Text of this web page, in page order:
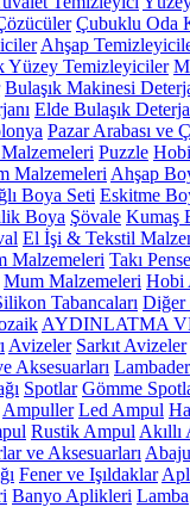
Çubuklu Oda
Ahşap
Yüzey Temizleyiciler
Bulaşık Makinesi
Elde Bulaşık
Pazar Arabası ve
Puzzle
Malzemeleri Ahşap
Boya Seti Eskitme
Boya Şövale Kumaş
El İşi & Tekstil
Malzemeleri Takı
Mum Malzemeleri Hobi
Tabancaları Diğer
AYDINLATMA
Avizeler Sarkıt Avizeler
Aksesuarları Lambader
Spotlar Gömme
Ampuller Led Ampul
Rustik Ampul Akıllı
ve Aksesuarları
Fener ve Işıldaklar
Banyo Aplikleri Lamba